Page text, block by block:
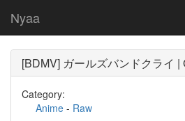
Nyaa
[BDMV] ガールズバンドクライ
Category:
Anime - Raw